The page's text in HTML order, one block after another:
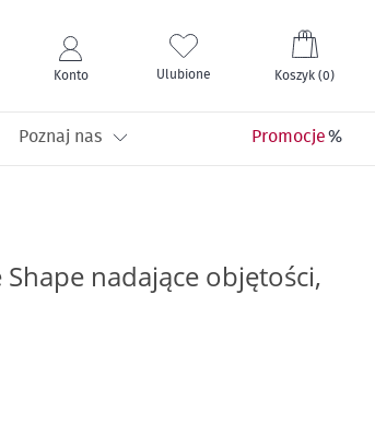
Konto Ulubione Koszyk (0)
Poznaj nas Promocje
Shape nadające objętości,